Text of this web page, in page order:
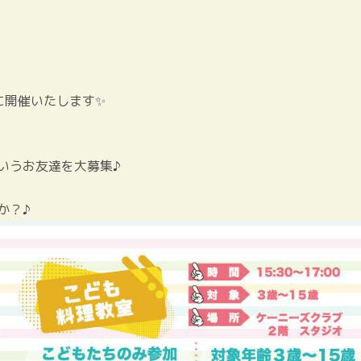
催いたします✨
うお友達を大募集♪
？♪